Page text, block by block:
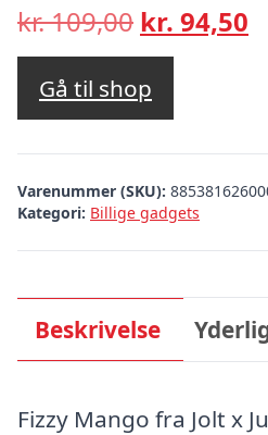
kr.109,00 Den
oprindelige
pris
var:
kr. 109,00.
kr. 94,50
Gå til shop
Varenummer (SKU):
Kategori: Billige gadgets
Beskrivelse
Fizzy Mango fra Jolt x